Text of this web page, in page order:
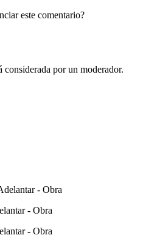
este comentario?
considerada por un moderador.
- Obra
- Obra